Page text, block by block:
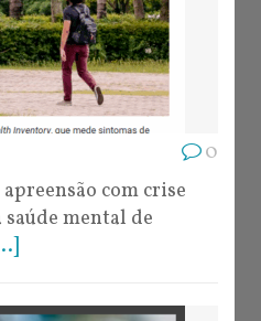
0
com crise
mental de